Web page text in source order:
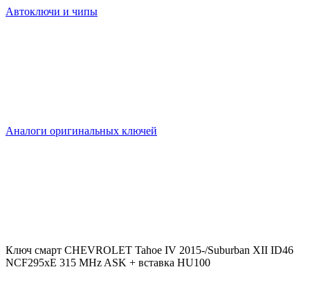
Автоключи и чипы
Аналоги оригинальных ключей
Ключ смарт CHEVROLET Tahoe IV 2015-/Suburban XII ID46
NCF295xE 315 MHz ASK + вставка HU100